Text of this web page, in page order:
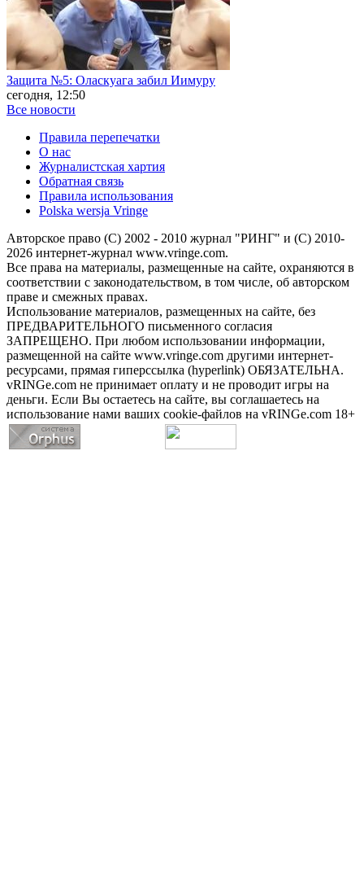
Защита №5: Оласкуага забил Иимуру
сегодня, 12:50
Все новости
Правила перепечатки
О нас
Журналистская хартия
Обратная связь
Правила использования
Polska wersja Vringe
Авторское право (С) 2002 - 2010 журнал "РИНГ" и (С) 2010-
2026 интернет-журнал www.vringe.com.
Все права на материалы, размещенные на сайте, охраняются в
соответствии с законодательством, в том числе, об авторском
праве и смежных правах.
Использование материалов, размещенных на сайте, без
ПРЕДВАРИТЕЛЬНОГО письменного согласия
ЗАПРЕЩЕНО. При любом использовании информации,
размещенной на сайте www.vringe.com другими интернет-
ресурсами, прямая гиперссылка (hyperlink) ОБЯЗАТЕЛЬНА.
vRINGe.com не принимает оплату и не проводит игры на
деньги. Если Вы остаетесь на сайте, вы соглашаетесь на
использование нами ваших cookie-файлов на vRINGe.com 18+